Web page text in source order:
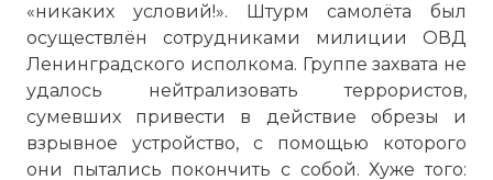
«никаких условий!». Штурм самолёта был
осуществлён сотрудниками милиции ОВД
Ленинградского исполкома. Группе захвата не
удалось нейтрализовать террористов,
сумевших привести в действие обрезы и
взрывное устройство, с помощью которого
они пытались покончить с собой. Хуже того: